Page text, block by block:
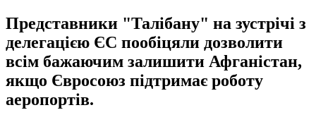
Представники "Талібану" на зустрічі з
делегацією ЄС пообіцяли дозволити
всім бажаючим залишити Афганістан,
якщо Євросоюз підтримає роботу
аеропортів.